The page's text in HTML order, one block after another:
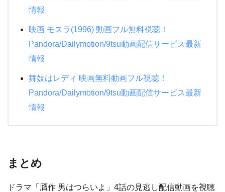
情報
映画 モスラ(1996) 動画フル無料視聴！
Pandora/Dailymotion/9tsu動画配信サービス最新
情報
舞妓はレディ 映画無料動画フル視聴！
Pandora/Dailymotion/9tsu動画配信サービス最新
情報
まとめ
ドラマ「贋作 男はつらいよ」4話の見逃し配信動画を視聴